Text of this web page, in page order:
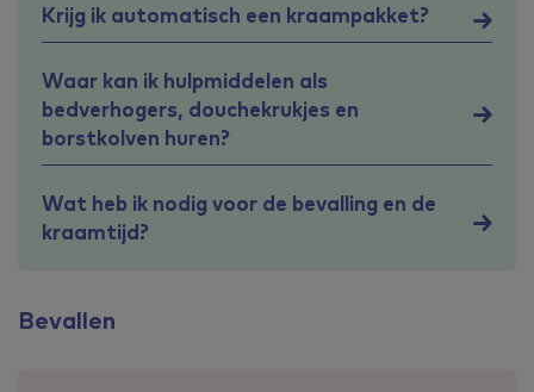
Krijg ik automatisch een kraampakket?
Waar kan ik hulpmiddelen als
bedverhogers, douchekrukjes en
borstkolven huren?
Wat heb ik nodig voor de bevalling en de
kraamtijd?
Bevallen